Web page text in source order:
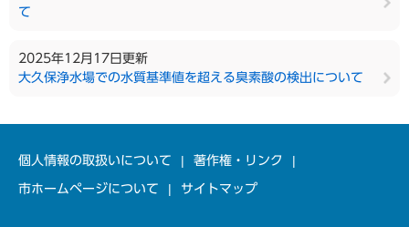
て
2025年12月17日更新
大久保浄水場での水質基準値を超える臭素酸の検出について
個人情報の取扱いについて 著作権・リンク
市ホームページについて サイトマップ